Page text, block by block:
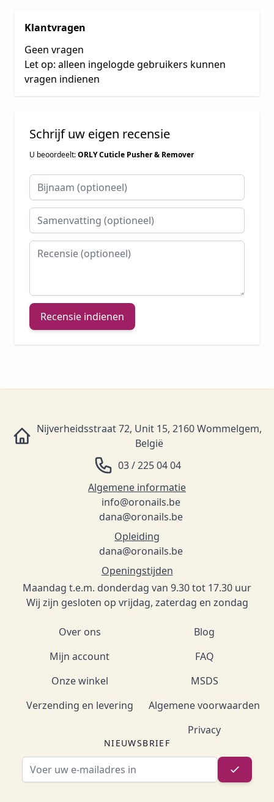
Klantvragen
Geen vragen
Let op: alleen ingelogde gebruikers kunnen
vragen indienen
Schrijf uw eigen recensie
U beoordeelt:ORLY Cuticle Pusher & Remover
Bijnaam
Samenvatting
Recensie
Recensie indienen
Nijverheidsstraat 72, Unit 15, 2160 Wommelgem,
België
03 / 225 04 04
Algemene informatie
info@oronails.be
dana@oronails.be
Opleiding
dana@oronails.be
Openingstijden
Maandag t.e.m. donderdag van 9.30 tot 17.30 uur
Wij zijn gesloten op vrijdag, zaterdag en zondag
Over ons
Mijn account
Onze winkel
Verzending en levering
Blog
FAQ
MSDS
Algemene voorwaarden
Privacy
NIEUWSBRIEF